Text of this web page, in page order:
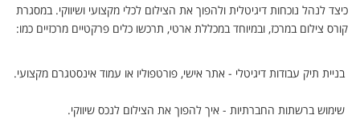
כיצד לנהל נוכחות דיגיטלית ולהפוך את הצילום לכלי מקצועי ושיווקי. במסגרת
קורס צילום במרכז, ובמיוחד במכללת ארטי, תרכשו כלים פרקטיים מרכזיים כמו:
בניית תיק עבודות דיגיטלי - אתר אישי, פורטפוליו או עמוד אינסטגרם מקצועי.
שימוש ברשתות החברתיות - איך להפוך את הצילום לנכס שיווקי.